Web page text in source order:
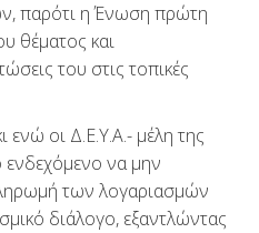
παρότι η Ένωση πρώτη
θέματος και
του στις τοπικές
ενώ οι Δ.Ε.Υ.Α.- μέλη της
να μην
των λογαριασμών
διάλογο, εξαντλώντας